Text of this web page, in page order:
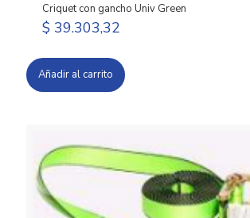
Criquet con gancho Univ Green
$ 39.303,32
Añadir al carrito